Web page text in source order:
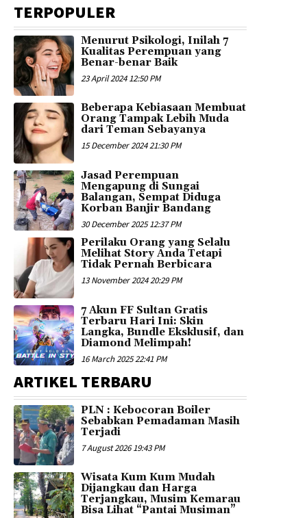
TERPOPULER
Menurut Psikologi, Inilah 7
Kualitas Perempuan yang
Benar-benar Baik
23 April 2024 12:50 PM
Beberapa Kebiasaan Membuat
Orang Tampak Lebih Muda
dari Teman Sebayanya
15 December 2024 21:30 PM
Jasad Perempuan
Mengapung di Sungai
Balangan, Sempat Diduga
Korban Banjir Bandang
30 December 2025 12:37 PM
Perilaku Orang yang Selalu
Melihat Story Anda Tetapi
Tidak Pernah Berbicara
13 November 2024 20:29 PM
7 Akun FF Sultan Gratis
Terbaru Hari Ini: Skin
Langka, Bundle Eksklusif, dan
Diamond Melimpah!
16 March 2025 22:41 PM
ARTIKEL TERBARU
PLN : Kebocoran Boiler
Sebabkan Pemadaman Masih
Terjadi
7 August 2026 19:43 PM
Wisata Kum Kum Mudah
Dijangkau dan Harga
Terjangkau, Musim Kemarau
Bisa Lihat “Pantai Musiman”